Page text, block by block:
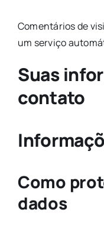
Comentários de
um serviço
Suas
contato
Como
dados